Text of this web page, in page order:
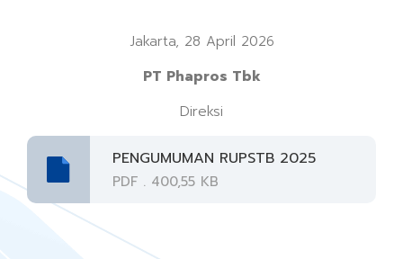
Jakarta, 28 April 2026
PT Phapros Tbk
Direksi
PENGUMUMAN RUPSTB 2025
PDF . 400,55 KB